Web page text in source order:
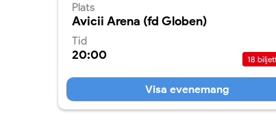
Plats
Avicii Arena (fd Globen)
Tid
20:00
Visa evenemang
18